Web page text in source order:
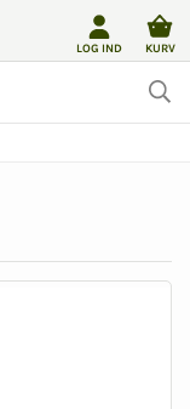
LOG IND KURV